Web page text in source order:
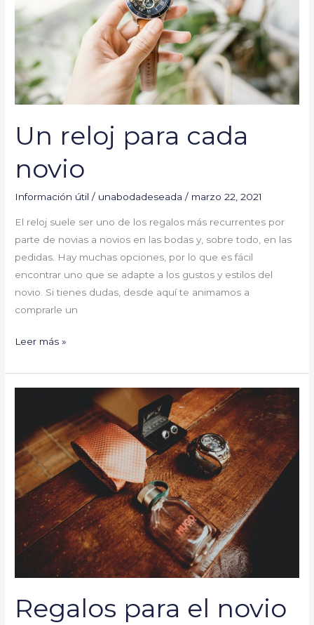
Un reloj para cada
novio
Información útil / unabodadeseada/ marzo 22, 2021
El reloj suele ser uno de los regalos más recurrentes por
parte de novias a novios en las bodas y, sobre todo, en las
pedidas. Hay muchas opciones, por lo que es fácil
encontrar uno que se adapte a los gustos y estilos del
novio. Si tienes dudas, desde aquí te animamos a
comprarle un
Leer más »
Regalos para el novio
novio